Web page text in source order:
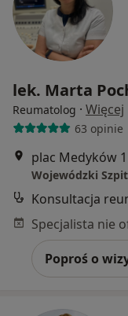
lek. Marta
Reumatolog · Więcej
63 opinie
plac Medyków 1
Wojewódzki
Konsultacja
Poproś o